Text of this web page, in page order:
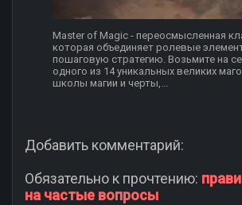
Master of Magic - переосмысленная
которая объединяет ролевые
пошаговую стратегию. Возьмите на
одного из 14 уникальных великих
школы магии и черты,...
Добавить комментарий:
Обязательно к прочтению:
на частые вопросы